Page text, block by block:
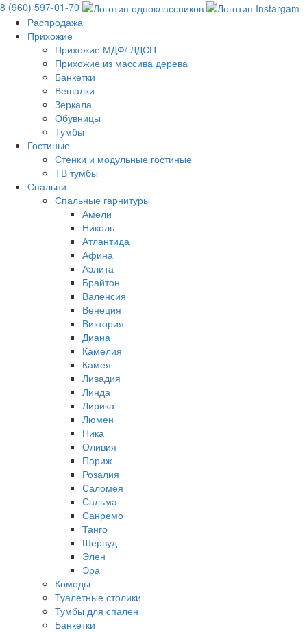
8 (960) 597-01-70
Распродажа
Прихожие
Прихожие МДФ/ ЛДСП
Прихожие из массива дерева
Банкетки
Вешалки
Зеркала
Обувницы
Тумбы
Гостиные
Стенки и модульные гостиные
ТВ тумбы
Спальни
Спальные гарнитуры
Амели
Николь
Атлантида
Афина
Аэлита
Брайтон
Валенсия
Венеция
Виктория
Диана
Камелия
Камея
Ливадия
Линда
Лирика
Люмен
Ника
Оливия
Париж
Розалия
Саломея
Сальма
Санремо
Танго
Шервуд
Элен
Эра
Комоды
Туалетные столики
Тумбы для спален
Банкетки